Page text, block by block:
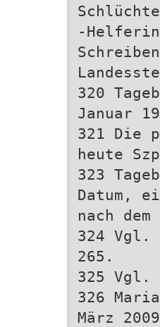
-
320
Januar
321 Die
heute
323
Datum,
nach
324 Vgl.
265.
325 Vgl.
326
März